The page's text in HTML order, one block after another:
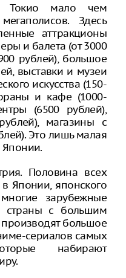
Токио мало чем
Здесь
аттракционы
и балета (от 3000
рублей), большое
выставки и музеи
искусства (150-
и кафе (1000-
(6500 рублей),
магазины с
Это лишь малая
Японии.
Половина всех
Японии, японского
зарубежные
страны с большим
большое
сериалов самых
набирают